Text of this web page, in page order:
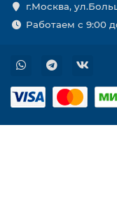
г.Москва,
Работаем с 9:00